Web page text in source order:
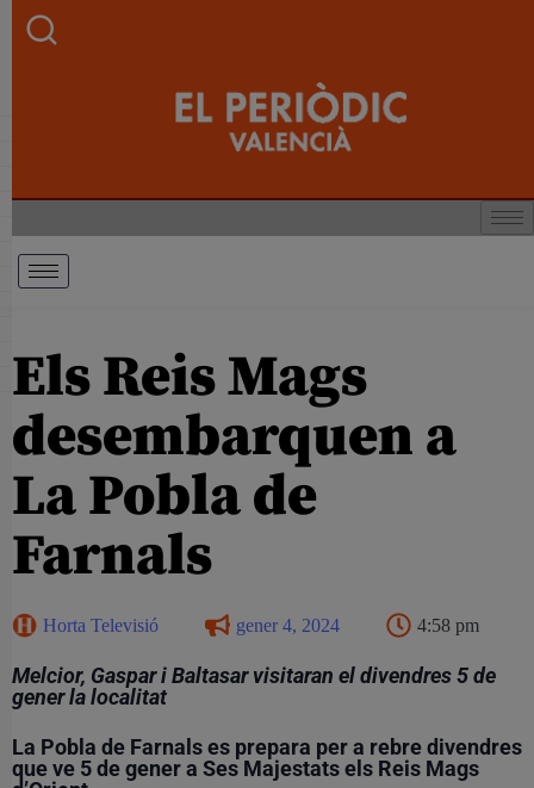
Els Reis Mags
desembarquen a
La Pobla de
Farnals
Horta Televisió gener 4, 2024 4:58 pm
Melcior, Gaspar i Baltasar visitaran el divendres 5 de
gener la localitat
La Pobla de Farnals es prepara per a rebre divendres
que ve 5 de gener a Ses Majestats els Reis Mags